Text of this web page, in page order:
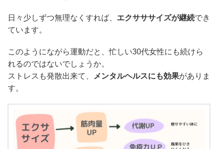
日々少しずつ無理なくすれば、 エクサササイズが継続でき
ています。
このようにながら運動だと、忙しい30代女性にも続けら
れるのではないでしょうか。
ストレスも発散出来て、
メンタルヘルスにも効果がありま
す。